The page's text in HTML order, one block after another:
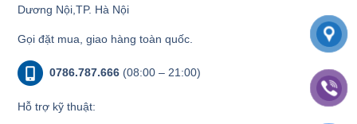
Dương Nội,TP. Hà Nội
Gọi đặt mua, giao hàng toàn quốc.
0786.787.666 (08:00 – 21:00)
Hỗ trợ kỹ thuật: